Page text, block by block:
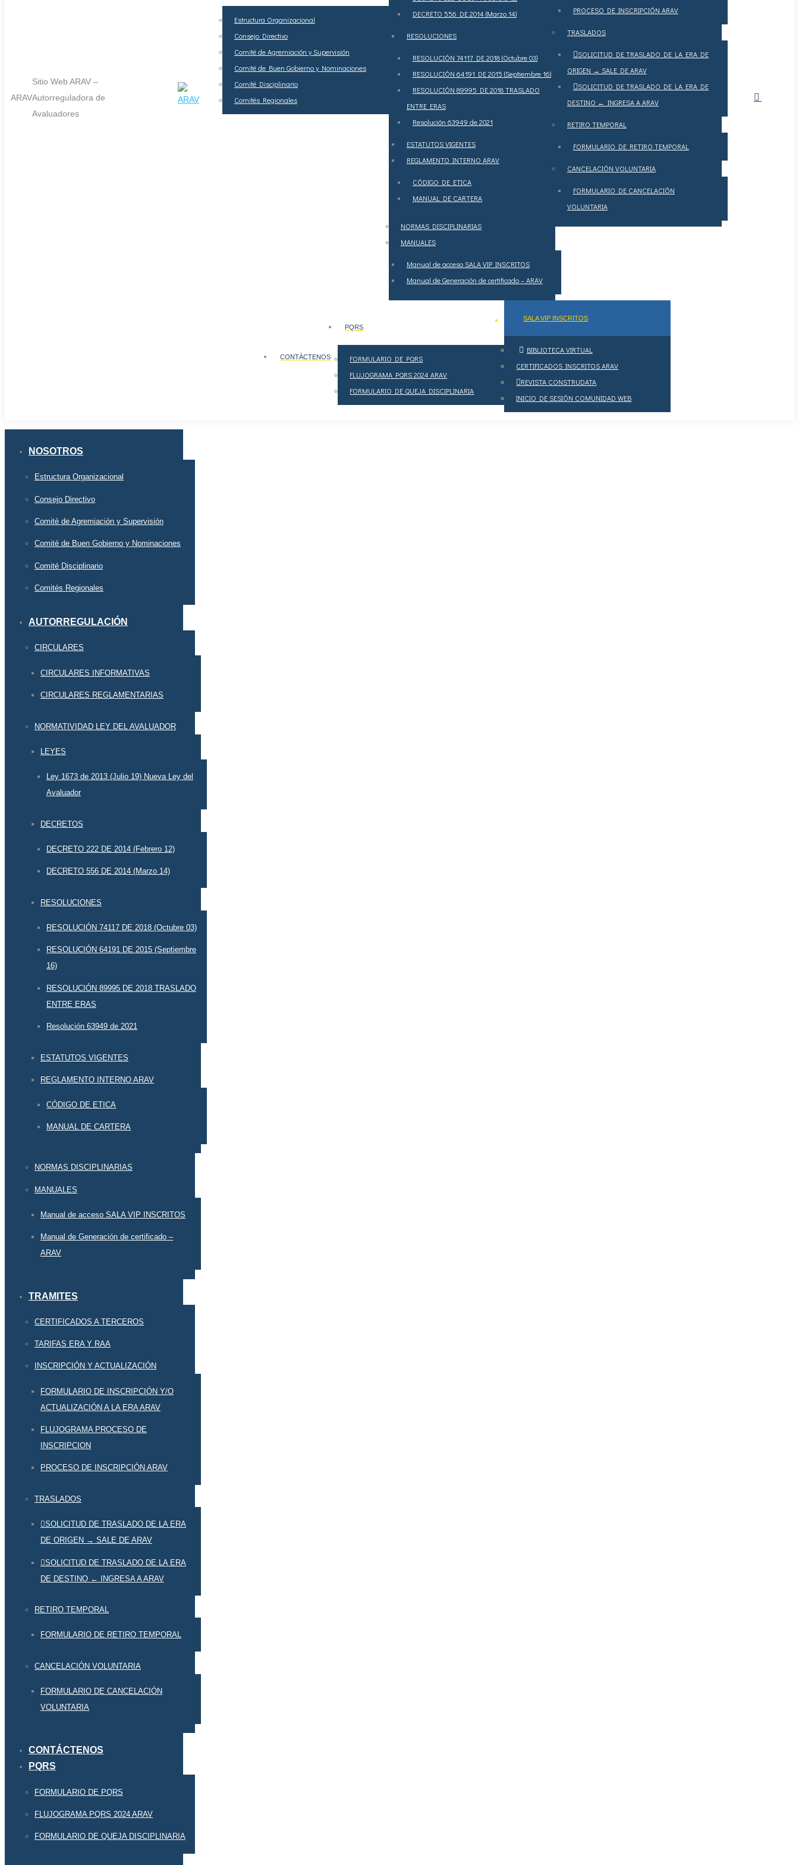
ARAV
Sitio Web ARAV –
Autorreguladora de
Avaluadores
Estructura Organizacional
Consejo Directivo
Comité de Agremiación y Supervisión
Comité de Buen Gobierno y Nominaciones
Comité Disciplinario
Comités Regionales
DECRETO 556 DE 2014 (Marzo 14)
RESOLUCIONES
RESOLUCIÓN 74117 DE 2018 (Octubre 03)
RESOLUCIÓN 64191 DE 2015 (Septiembre 16)
RESOLUCIÓN 89995 DE 2018 TRASLADO
ENTRE ERAS
Resolución 63949 de 2021
ESTATUTOS VIGENTES
REGLAMENTO INTERNO ARAV
CÓDIGO DE ETICA
MANUAL DE CARTERA
NORMAS DISCIPLINARIAS
MANUALES
Manual de acceso SALA VIP INSCRITOS
Manual de Generación de certificado – ARAV
PROCESO DE INSCRIPCIÓN ARAV
TRASLADOS
SOLICITUD DE TRASLADO DE LA ERA DE
ORIGEN → SALE DE ARAV
SOLICITUD DE TRASLADO DE LA ERA DE
DESTINO ← INGRESA A ARAV
RETIRO TEMPORAL
FORMULARIO DE RETIRO TEMPORAL
CANCELACIÓN VOLUNTARIA
FORMULARIO DE CANCELACIÓN
VOLUNTARIA
CONTÁCTENOS
PQRS
FORMULARIO DE PQRS
FLUJOGRAMA PQRS 2024 ARAV
FORMULARIO DE QUEJA DISCIPLINARIA
SALA VIP INSCRITOS
BIBLIOTECA VIRTUAL
CERTIFICADOS INSCRITOS ARAV
REVISTA CONSTRUDATA
INICIO DE SESIÓN COMUNIDAD WEB
NOSOTROS
Estructura Organizacional
Consejo Directivo
Comité de Agremiación y Supervisión
Comité de Buen Gobierno y Nominaciones
Comité Disciplinario
Comités Regionales
AUTORREGULACIÓN
CIRCULARES
CIRCULARES INFORMATIVAS
CIRCULARES REGLAMENTARIAS
NORMATIVIDAD LEY DEL AVALUADOR
LEYES
Ley 1673 de 2013 (Julio 19) Nueva Ley del
Avaluador
DECRETOS
DECRETO 222 DE 2014 (Febrero 12)
DECRETO 556 DE 2014 (Marzo 14)
RESOLUCIONES
RESOLUCIÓN 74117 DE 2018 (Octubre 03)
RESOLUCIÓN 64191 DE 2015 (Septiembre
16)
RESOLUCIÓN 89995 DE 2018 TRASLADO
ENTRE ERAS
Resolución 63949 de 2021
ESTATUTOS VIGENTES
REGLAMENTO INTERNO ARAV
CÓDIGO DE ETICA
MANUAL DE CARTERA
NORMAS DISCIPLINARIAS
MANUALES
Manual de acceso SALA VIP INSCRITOS
Manual de Generación de certificado –
ARAV
TRAMITES
CERTIFICADOS A TERCEROS
TARIFAS ERA Y RAA
INSCRIPCIÓN Y ACTUALIZACIÓN
FORMULARIO DE INSCRIPCIÓN Y/O
ACTUALIZACIÓN A LA ERA ARAV
FLUJOGRAMA PROCESO DE
INSCRIPCION
PROCESO DE INSCRIPCIÓN ARAV
TRASLADOS
SOLICITUD DE TRASLADO DE LA ERA
DE ORIGEN → SALE DE ARAV
SOLICITUD DE TRASLADO DE LA ERA
DE DESTINO ← INGRESA A ARAV
RETIRO TEMPORAL
FORMULARIO DE RETIRO TEMPORAL
CANCELACIÓN VOLUNTARIA
FORMULARIO DE CANCELACIÓN
VOLUNTARIA
CONTÁCTENOS
PQRS
FORMULARIO DE PQRS
FLUJOGRAMA PQRS 2024 ARAV
FORMULARIO DE QUEJA DISCIPLINARIA